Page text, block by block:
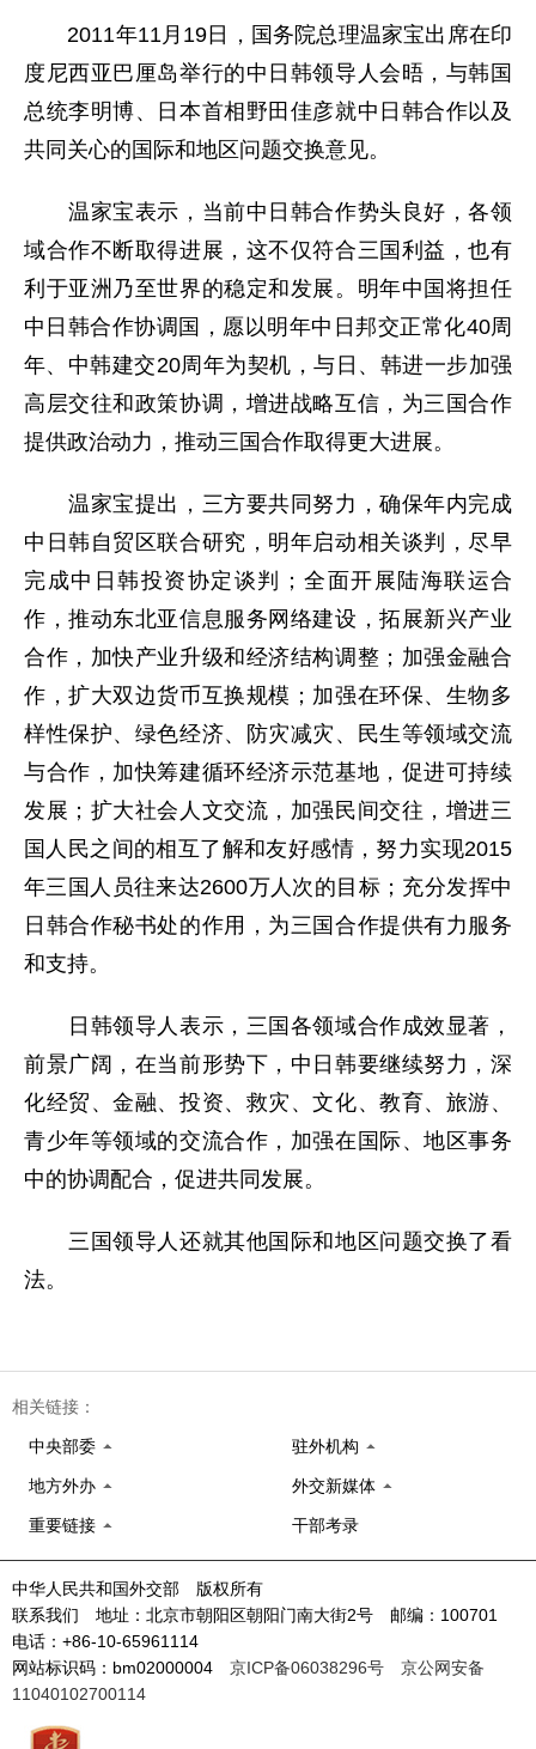
2011年11月19日，国务院总理温家宝出席在印
度尼西亚巴厘岛举行的中日韩领导人会晤，与韩国
总统李明博、日本首相野田佳彦就中日韩合作以及
共同关心的国际和地区问题交换意见。
温家宝表示，当前中日韩合作势头良好，各领
域合作不断取得进展，这不仅符合三国利益，也有
利于亚洲乃至世界的稳定和发展。明年中国将担任
中日韩合作协调国，愿以明年中日邦交正常化40周
年、中韩建交20周年为契机，与日、韩进一步加强
高层交往和政策协调，增进战略互信，为三国合作
提供政治动力，推动三国合作取得更大进展。
温家宝提出，三方要共同努力，确保年内完成
中日韩自贸区联合研究，明年启动相关谈判，尽早
完成中日韩投资协定谈判；全面开展陆海联运合
作，推动东北亚信息服务网络建设，拓展新兴产业
合作，加快产业升级和经济结构调整；加强金融合
作，扩大双边货币互换规模；加强在环保、生物多
样性保护、绿色经济、防灾减灾、民生等领域交流
与合作，加快筹建循环经济示范基地，促进可持续
发展；扩大社会人文交流，加强民间交往，增进三
国人民之间的相互了解和友好感情，努力实现2015
年三国人员往来达2600万人次的目标；充分发挥中
日韩合作秘书处的作用，为三国合作提供有力服务
和支持。
日韩领导人表示，三国各领域合作成效显著，
前景广阔，在当前形势下，中日韩要继续努力，深
化经贸、金融、投资、救灾、文化、教育、旅游、
青少年等领域的交流合作，加强在国际、地区事务
中的协调配合，促进共同发展。
三国领导人还就其他国际和地区问题交换了看
法。
相关链接：
中央部委 驻外机构
地方外办 外交新媒体
重要链接 干部考录
中华人民共和国外交部 版权所有
联系我们 地址：北京市朝阳区朝阳门南大街2号 邮编：100701
电话：+86-10-65961114
网站标识码：bm02000004 京ICP备06038296号
京公网安备
11040102700114